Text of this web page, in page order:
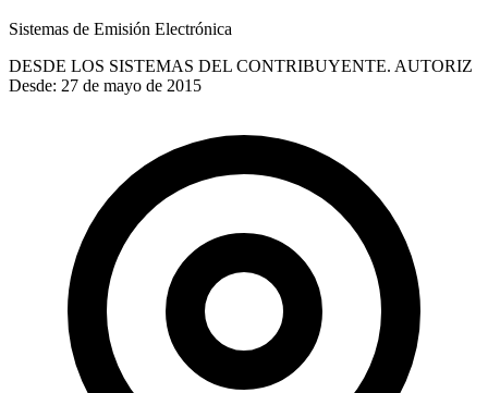
Sistemas de Emisión Electrónica
DESDE LOS SISTEMAS DEL CONTRIBUYENTE. AUTORIZ
Desde: 27 de mayo de 2015